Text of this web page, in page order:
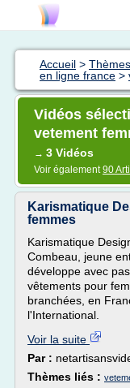
Accueil >
en ligne france >
Vidéos
vetement
→ 3 Vidéos
Voir également90
Karismatique
femmes
Karismatique
Combeau, jeune
développe avec
vêtements pour
branchées, en
l'International.
Voir la suite
Par :
Thèmes liés :